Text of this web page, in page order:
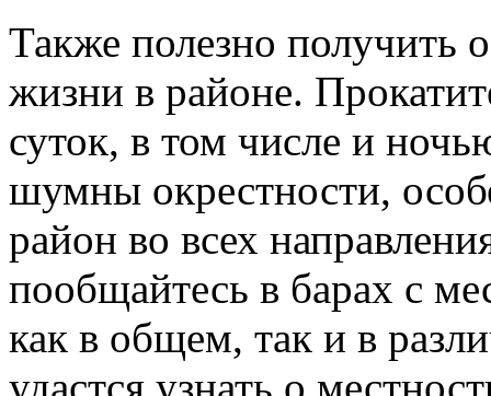
Также полезно получить
жизни в районе.
суток, в том числе и
шумны окрестности,
район во всех
пообщайтесь в барах с
как в общем, так и в
удастся узнать о